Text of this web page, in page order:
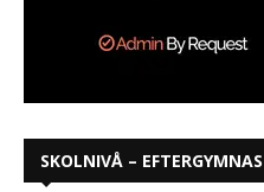
SKOLNIVÅ –